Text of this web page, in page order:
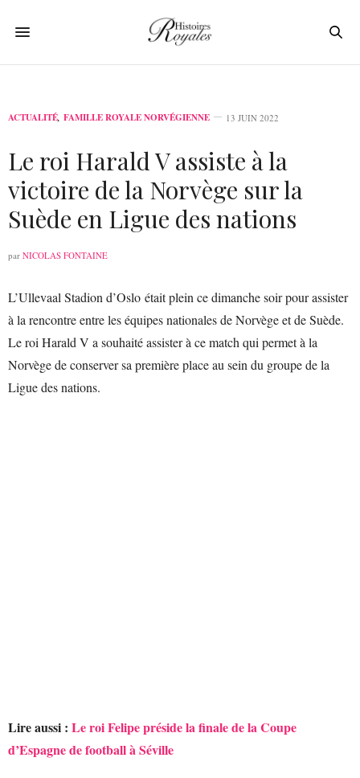
ACTUALITÉ, FAMILLE ROYALE NORVÉGIENNE 13 JUIN 2022
Le roi Harald V assiste à la
victoire de la Norvège sur la
Suède en Ligue des nations
par NICOLAS FONTAINE
L’Ullevaal Stadion d’Oslo était plein ce dimanche soir pour assister
à la rencontre entre les équipes nationales de Norvège et de Suède.
Le roi Harald V a souhaité assister à ce match qui permet à la
Norvège de conserver sa première place au sein du groupe de la
Ligue des nations.
Lire aussi : Le roi Felipe préside la finale de la Coupe
d’Espagne de football à Séville